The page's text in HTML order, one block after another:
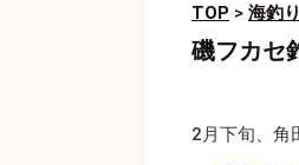
TOP > 海釣り
磯フカセ
2月下旬、角